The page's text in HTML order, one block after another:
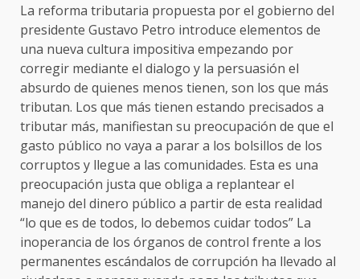
La reforma tributaria propuesta por el gobierno del
presidente Gustavo Petro introduce elementos de
una nueva cultura impositiva empezando por
corregir mediante el dialogo y la persuasión el
absurdo de quienes menos tienen, son los que más
tributan. Los que más tienen estando precisados a
tributar más, manifiestan su preocupación de que el
gasto público no vaya a parar a los bolsillos de los
corruptos y llegue a las comunidades. Esta es una
preocupación justa que obliga a replantear el
manejo del dinero público a partir de esta realidad
“lo que es de todos, lo debemos cuidar todos” La
inoperancia de los órganos de control frente a los
permanentes escándalos de corrupción ha llevado al